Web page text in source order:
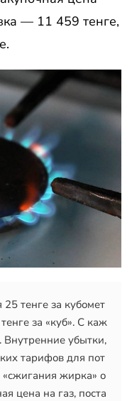
— 11 459 тенге,
тенге за кубомет
за «куб». С каж
Внутренние убытки,
тарифов для пот
«сжигания жирка» о
цена на газ, поста